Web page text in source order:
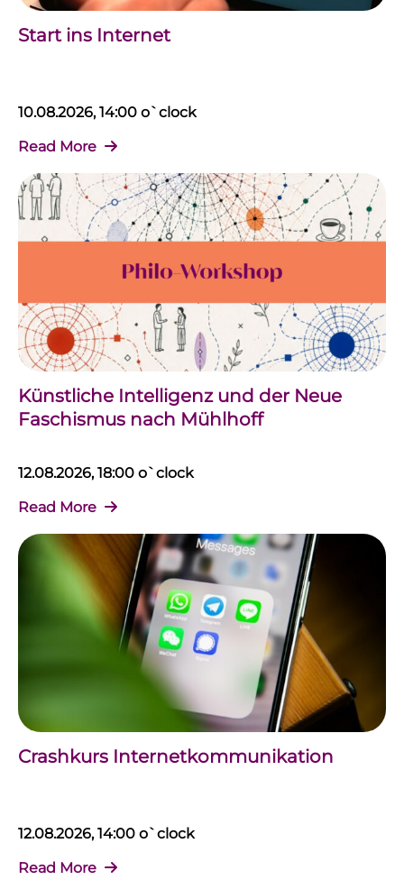
Start ins Internet
10.08.2026, 14:00 o`clock
Read More
Künstliche Intelligenz und der Neue
Faschismus nach Mühlhoff
12.08.2026, 18:00 o`clock
Read More
Crashkurs Internetkommunikation
12.08.2026, 14:00 o`clock
Read More